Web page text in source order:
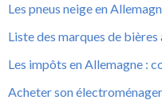
Les pneus neige en
Liste des marques de
Les impôts en Allemagne :
Acheter son